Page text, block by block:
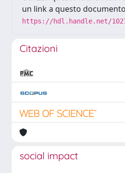
un link a questo
https://hdl.handle.net/
Citazioni
social impact